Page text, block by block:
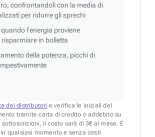
confrontandoli con la media di
per ridurre gli sprechi
l’energia proviene
in bolletta
della potenza, picchi di
dei distributori e verifica le iniziali del
tramite carta di credito o addebito su
il costo sarà di 3€ al mese. È
qualsiasi momento e senza costi